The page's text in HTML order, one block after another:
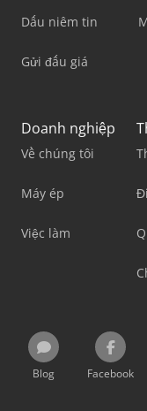
Dấu niêm tin
Gửi đấu giá
Doanh nghiệp
Về chúng tôi
Máy ép
Việc làm
Blog Facebook